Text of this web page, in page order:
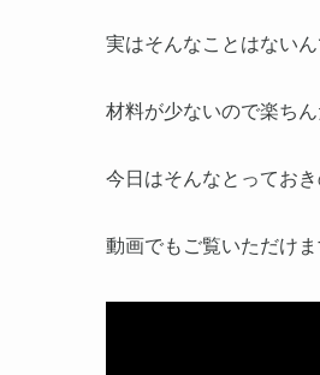
実はそんなことはない
材料が少ないので楽ち
今日はそんなとってお
動画でもご覧いただけま